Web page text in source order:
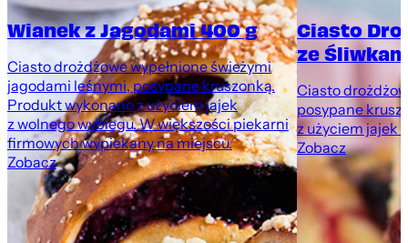
Wianek z Jagodami 400 g
Ciasto drożdżowe wypełnione świeżymi
jagodami leśnymi, posypane kruszonką.
Produkt wykonano z użyciem jajek
z wolnego wybiegu. W większości piekarni
firmowych wypiekany na miejscu.
Zobacz
Ciasto
ze
Ciasto
posypane
z użyciem jajek
Zobacz